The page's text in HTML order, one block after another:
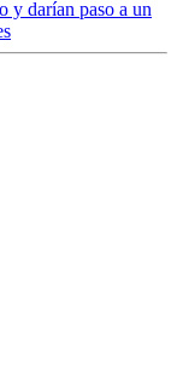
y darían paso a un